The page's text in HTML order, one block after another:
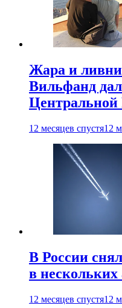
Жара и
Вильфанд
Центральной
12 месяцев спустя12
В России
в нескольких
12 месяцев спустя12